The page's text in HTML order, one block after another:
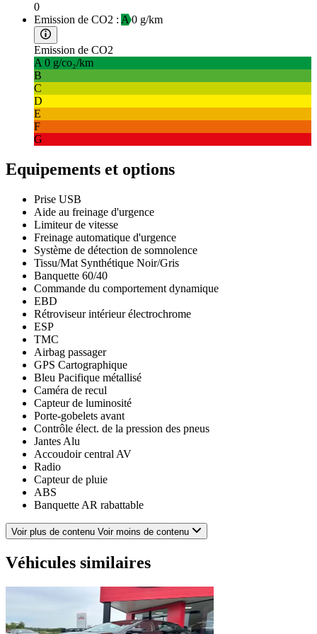
0
Emission de CO2 : A0 g/km
Emission de CO2
A 0 g/co₂/km
B
C
D
E
F
G
Equipements et options
Prise USB
Aide au freinage d'urgence
Limiteur de vitesse
Freinage automatique d'urgence
Système de détection de somnolence
Tissu/Mat Synthétique Noir/Gris
Banquette 60/40
Commande du comportement dynamique
EBD
Rétroviseur intérieur électrochrome
ESP
TMC
Airbag passager
GPS Cartographique
Bleu Pacifique métallisé
Caméra de recul
Capteur de luminosité
Porte-gobelets avant
Contrôle élect. de la pression des pneus
Jantes Alu
Accoudoir central AV
Radio
Capteur de pluie
ABS
Banquette AR rabattable
Verrouillage centralisé des portes
Poignées ton carrosserie
Kit mains-libres Bluetooth
Airbag conducteur
Becquet arrière
Miroir de courtoisie passager éclairé
Feux de jour à LED
Voir plus de contenu Voir moins de contenu
Véhicules similaires